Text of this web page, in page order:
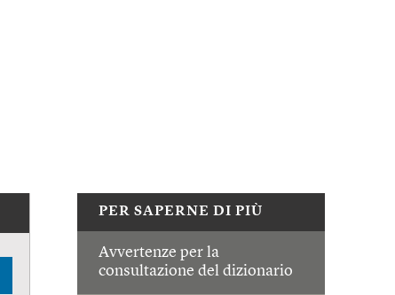
PER SAPERNE DI PIÙ
Avvertenze per la
consultazione del dizionario